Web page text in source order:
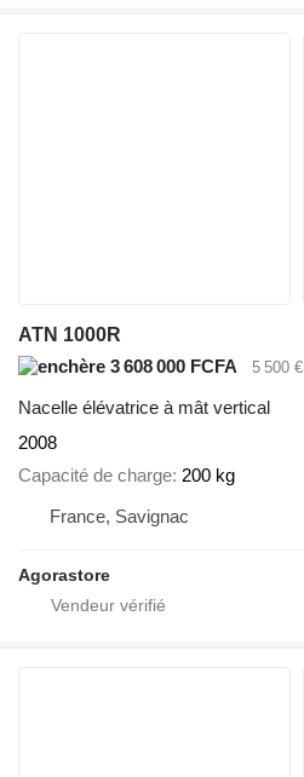
ATN 1000R
3 608 000 FCFA
5 500 €
Nacelle élévatrice à mât vertical
2008
Capacité de charge 200 kg
France, Savignac
Agorastore